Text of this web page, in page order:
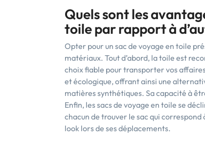
Quels sont les
toile par rapport à
Opter pour un sac de voyage en toile
matériaux. Tout d’abord, la toile est
choix fiable pour transporter vos
et écologique, offrant ainsi une
matières synthétiques. Sa capacité à
Enfin, les sacs de voyage en toile se
chacun de trouver le sac qui correspond
look lors de ses déplacements.